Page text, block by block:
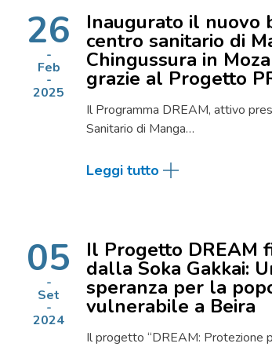
26
Feb
2025
Inaugurato il nuovo
centro sanitario di
Chingussura in
grazie al Progetto
Il Programma DREAM, attivo
Sanitario di Manga…
Leggi tutto
05
Set
2024
Il Progetto DREAM
dalla Soka Gakkai:
speranza per la
vulnerabile a Beira
Il progetto “DREAM: Protezione